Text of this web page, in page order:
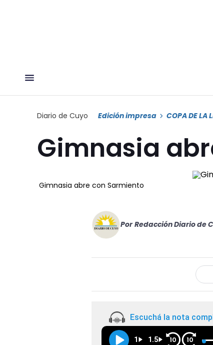
Diario de Cuyo Edición impresa COPA DE LA
Gimnasia
Gimnasia abre con Sarmiento
Por Redacción Diario de
Escuchá la nota
1 1.5 10 10